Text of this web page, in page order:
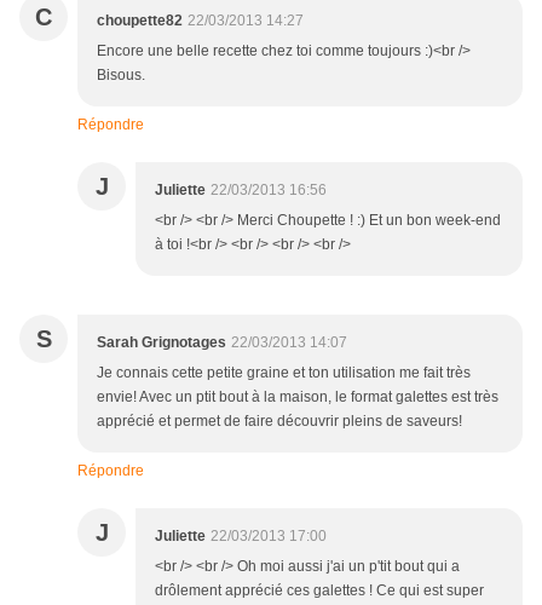
C choupette82 22/03/2013 14:27
Encore une belle recette chez toi comme toujours :)<br />
Bisous.
Répondre
J Juliette 22/03/2013 16:56
<br /> <br /> Merci Choupette ! :) Et un bon week-end
à toi !<br /> <br /> <br /> <br />
S Sarah Grignotages 22/03/2013 14:07
Je connais cette petite graine et ton utilisation me fait très
envie! Avec un ptit bout à la maison, le format galettes est très
apprécié et permet de faire découvrir pleins de saveurs!
Répondre
J Juliette 22/03/2013 17:00
<br /> <br /> Oh moi aussi j'ai un p'tit bout qui a
drôlement apprécié ces galettes ! Ce qui est super